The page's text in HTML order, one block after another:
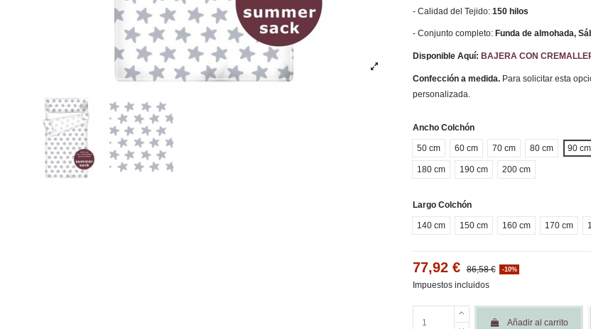
- Calidad del Tejido: 150 hilos
- Conjunto completo: Funda de almohada,
Disponible Aquí: BAJERA CON
Confección a medida. Para solicitar esta
personalizada.
Ancho Colchón
50 cm 60 cm 70 cm 80 cm 90 cm
180 cm 190 cm 200 cm
Largo Colchón
140 cm 150 cm 160 cm 170 cm
77,92 € 86,58 € -10%
Impuestos incluidos
Añadir al carrito